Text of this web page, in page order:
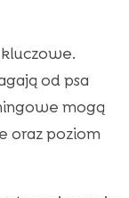
od psa
mogą
oraz poziom